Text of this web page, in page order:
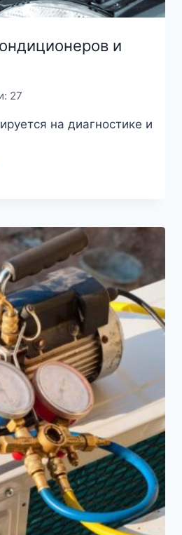
и
27
на диагностике и